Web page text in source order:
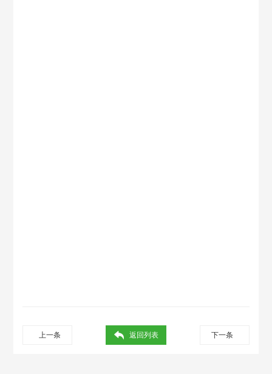
上一条 下一条
返回列表